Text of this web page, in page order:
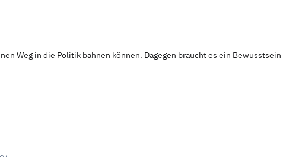
Weg in die Politik bahnen können. Dagegen braucht es ein